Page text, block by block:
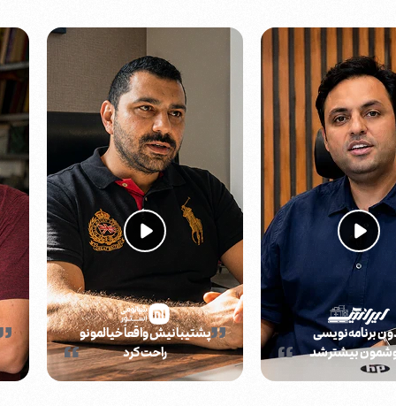
برنامه‌نویسی
بیشتر شد
پشتیبانیش واقعاً خیالمونو
راحت کرد